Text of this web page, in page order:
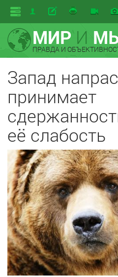
МИРИ
ПРАВДА И
Запад
принимает
её слабость